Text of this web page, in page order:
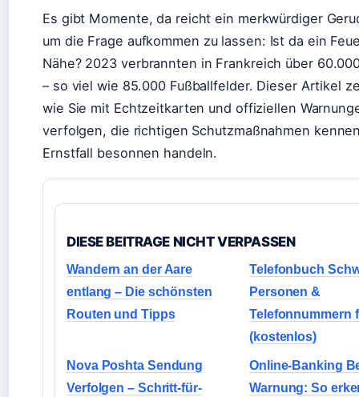
Es gibt Momente, da reicht ein merkwürdiger
um die Frage aufkommen zu lassen: Ist da ein
Nähe? 2023 verbrannten in Frankreich über
– so viel wie 85.000 Fußballfelder. Dieser Artikel
wie Sie mit Echtzeitkarten und offiziellen
verfolgen, die richtigen Schutzmaßnahmen
Ernstfall besonnen handeln.
DIESE BEITRAGE NICHT VERPASSEN
Wandern an der Aare
entlang – Die schönsten
Routen und Tipps
Telefonbuch
Personen &
Telefonnummern
(kostenlos)
Nova Poshta Sendung
Verfolgen – Schritt-für-
Online-Banking
Warnung: So